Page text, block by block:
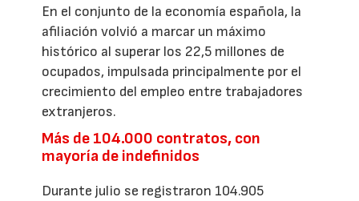
En el conjunto de la economía española, la
afiliación volvió a marcar un máximo
histórico al superar los 22,5 millones de
ocupados, impulsada principalmente por el
crecimiento del empleo entre trabajadores
extranjeros.
Más de 104.000 contratos, con
mayoría de indefinidos
Durante julio se registraron 104.905